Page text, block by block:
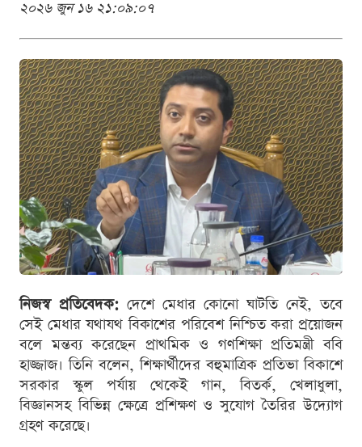
২০২৬ জুন ১৬ ২১:০৯:০৭
নিজস্ব প্রতিবেদক: দেশে মেধার কোনো ঘাটতি নেই, তবে
সেই মেধার যথাযথ বিকাশের পরিবেশ নিশ্চিত করা প্রয়োজন
বলে মন্তব্য করেছেন প্রাথমিক ও গণশিক্ষা প্রতিমন্ত্রী ববি
হাজ্জাজ। তিনি বলেন, শিক্ষার্থীদের বহুমাত্রিক প্রতিভা বিকাশে
সরকার স্কুল পর্যায় থেকেই গান, বিতর্ক, খেলাধুলা,
বিজ্ঞানসহ বিভিন্ন ক্ষেত্রে প্রশিক্ষণ ও সুযোগ তৈরির উদ্যোগ
গ্রহণ করেছে।